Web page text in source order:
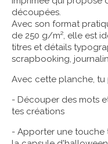
découpées.
Avec son format
de 250 g/m², elle est
titres et détails
scrapbooking,
Avec cette planche, tu
- Découper des mots
tes créations
- Apporter une touche